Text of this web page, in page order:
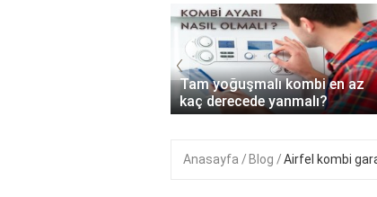
Tam yoğuşmalı kombi en az
kaç derecede yanmalı?
‹
Anasayfa Blog Airfel kombi